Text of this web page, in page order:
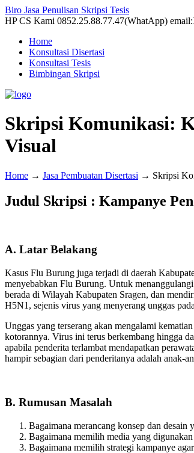
Biro Jasa Penulisan Skripsi Tesis
HP CS Kami 0852.25.88.77.47(WhatApp)
Home
Konsultasi Disertasi
Konsultasi Tesis
Bimbingan Skripsi
Skripsi Komunikasi:
Visual
Home → Jasa Pembuatan Disertasi → Skripsi
Judul Skripsi : Kampanye
A. Latar Belakang
Kasus Flu Burung juga terjadi di daerah
menyebabkan Flu Burung. Untuk
berada di Wilayah Kabupaten Sragen, dan
H5N1, sejenis virus yang menyerang unggas
Unggas yang terserang akan mengalami
kotorannya. Virus ini terus berkembang hingga
apabila penderita terlambat mendapatkan
hampir sebagian dari penderitanya adalah anak-
B. Rumusan Masalah
Bagaimana merancang konsep dan
Bagaimana memilih media yang
Bagaimana memilih strategi kampanye